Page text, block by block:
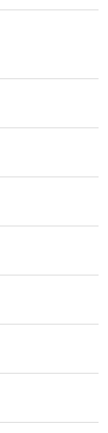
su
Plus
su